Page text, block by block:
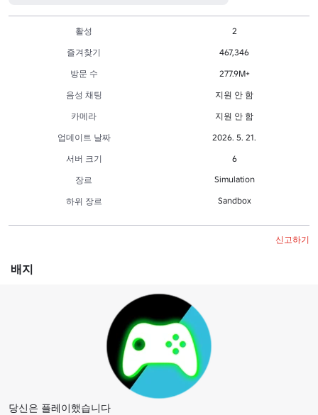
활성
2
즐겨찾기
467,346
방문 수
277.9M+
음성 채팅
지원 안 함
카메라
지원 안 함
업데이트 날짜
2026. 5. 21.
서버 크기
6
장르
Simulation
하위 장르 Sandbox
신고하기
배지
당신은 플레이했습니다